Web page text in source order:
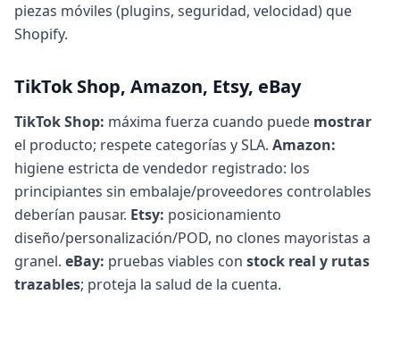
piezas móviles (plugins, seguridad, velocidad) que
Shopify.
TikTok Shop, Amazon, Etsy, eBay
TikTok Shop: máxima fuerza cuando puede mostrar
el producto; respete categorías y SLA. Amazon:
higiene estricta de vendedor registrado: los
principiantes sin embalaje/proveedores controlables
deberían pausar. Etsy: posicionamiento
diseño/personalización/POD, no clones mayoristas a
granel. eBay: pruebas viables con stock real y rutas
trazables; proteja la salud de la cuenta.